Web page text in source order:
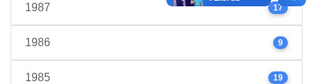
1987 17
1986 9
1985 19